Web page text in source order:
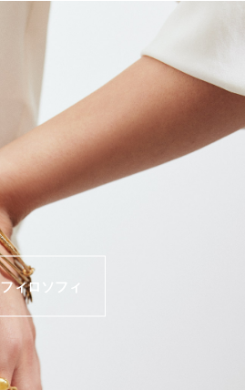
フィロソフィ